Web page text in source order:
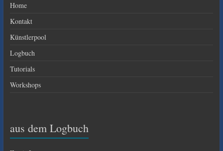
Home
Kontakt
Künstlerpool
Logbuch
Tutorials
Workshops
aus dem Logbuch